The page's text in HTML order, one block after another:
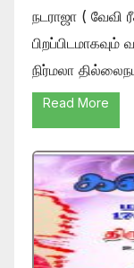
நடராஜா ( வேவி
நிர்மலா
Read More